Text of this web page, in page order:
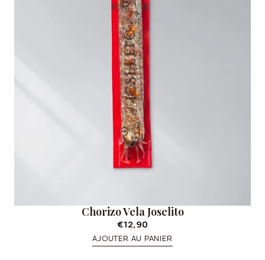
Chorizo Vela Joselito
€12,90
AJOUTER AU PANIER